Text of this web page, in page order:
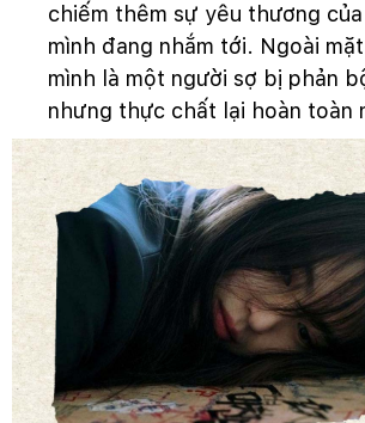
chiếm thêm sự yêu thương
mình đang nhắm tới. Ngoài
mình là một người sợ bị phản
nhưng thực chất lại hoàn toàn